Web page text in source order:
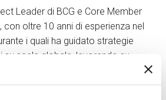
Leader di BCG e Core Member
con oltre 10 anni di esperienza nel
i quali ha guidato strategie
su scala globale, lavorando su
e digitale. Scerrato ha un PhD in
- Energy Management.